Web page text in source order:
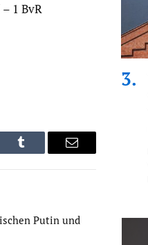
1 BvR
Tumblr Email
Putin und